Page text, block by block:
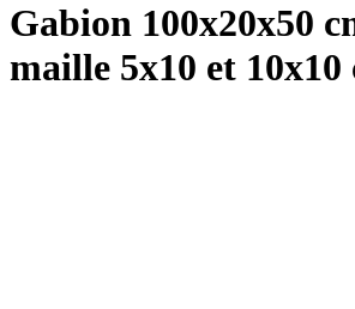
Gabion 100x20x50
maille 5x10 et 10x10